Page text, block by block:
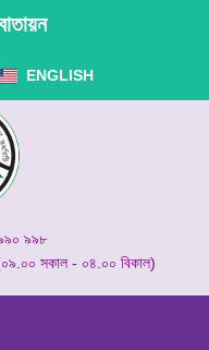
ENGLISH
৯৯৮
(০৯.০০ সকাল - ০৪.০০ বিকাল)